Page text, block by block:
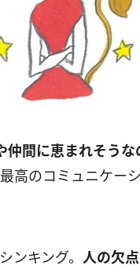
仲間に恵まれそうな
高のコミュニケー
ンキング。 人の欠